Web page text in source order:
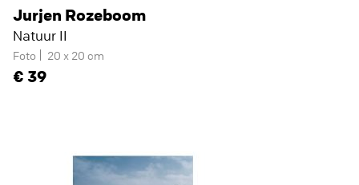
Jurjen Rozeboom
Natuur II
Foto 20 x 20 cm
39